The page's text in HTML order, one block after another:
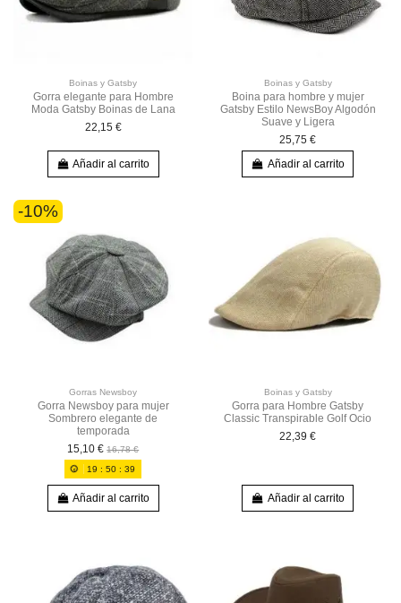
Boinas y Gatsby
Gorra elegante para Hombre
Moda Gatsby Boinas de Lana
22,15 €
Añadir al carrito
Boinas y Gatsby
Boina para hombre y mujer
Gatsby Estilo NewsBoy Algodón
Suave y Ligera
25,75 €
Añadir al carrito
-10%
Gorras Newsboy
Gorra Newsboy para mujer
Sombrero elegante de
temporada
15,10 € 16,78 €
19 :50 :37
Añadir al carrito
Boinas y Gatsby
Gorra para Hombre Gatsby
Classic Transpirable Golf Ocio
22,39 €
Añadir al carrito